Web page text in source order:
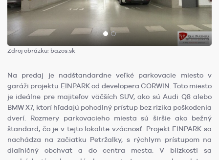
Zdroj obrázku: bazos.sk
Na predaj je nadštandardne veľké parkovacie miesto v
garáži projektu EINPARK od developera CORWIN. Toto miesto
je ideálne pre majiteľov väčších SUV, ako sú Audi Q8 alebo
BMW X7, ktorí hľadajú pohodlný prístup bez rizika poškodenia
dverí. Rozmery parkovacieho miesta sú širšie ako bežný
štandard, čo je v tejto lokalite vzácnosť. Projekt EINPARK sa
nachádza na začiatku Petržalky, s rýchlym prístupom na
diaľničný obchvat a do centra mesta. V blízkosti sa